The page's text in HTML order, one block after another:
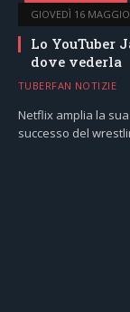
GIOVEDÌ 16
Lo YouTuber
dove vederla
TUBERFAN NOTIZIE
Netflix amplia la
successo del